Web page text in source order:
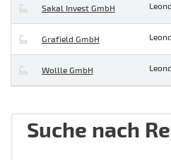
Sakal Invest GmbH
Grafield GmbH
Wollle GmbH
Suche nach